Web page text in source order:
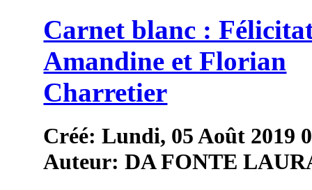
Carnet blanc :
Amandine et Florian
Charretier
Créé: Lundi, 05 Août 2019
Auteur: DA FONTE